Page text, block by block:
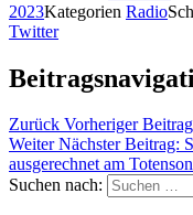
2023Kategorien Radio
Twitter
Zurück Vorheriger
Weiter Nächster Beitrag:
ausgerechnet am
Suchen nach: